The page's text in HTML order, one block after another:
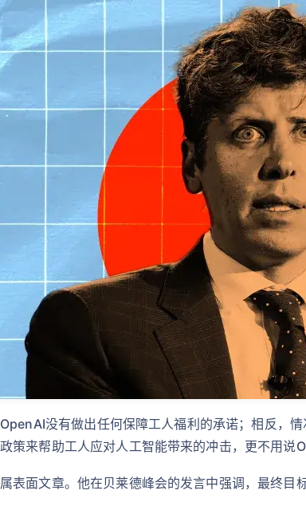
没有做出任何保障工人福利的承诺；相反，
策来帮助工人应对人工智能带来的冲击，更不用说
表面文章。他在贝莱德峰会的发言中强调，最终目